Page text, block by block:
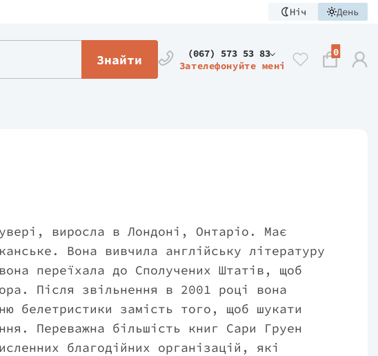
Ніч День
Знайти
(067) 573 53 83
Зателефонуйте мені
0
виросла в Лондоні, Онтаріо. Має
Вона вивчила англійську літературу
переїхала до Сполучених Штатів, щоб
Після звільнення в 2001 році вона
белетристики замість того, щоб шукати
Переважна більшість книг Сари Груен
благодійних організацій, які